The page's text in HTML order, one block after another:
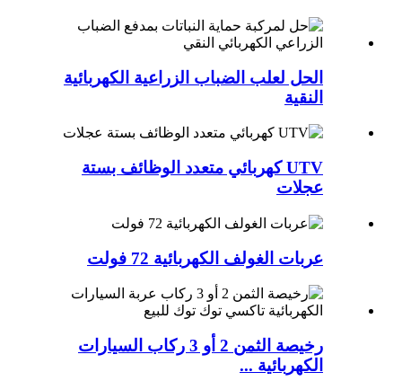
الحل لعلب الضباب الزراعية الكهربائية
النقية
UTV كهربائي متعدد الوظائف بستة
عجلات
عربات الغولف الكهربائية 72 فولت
رخيصة الثمن 2 أو 3 ركاب السيارات
الكهربائية ...